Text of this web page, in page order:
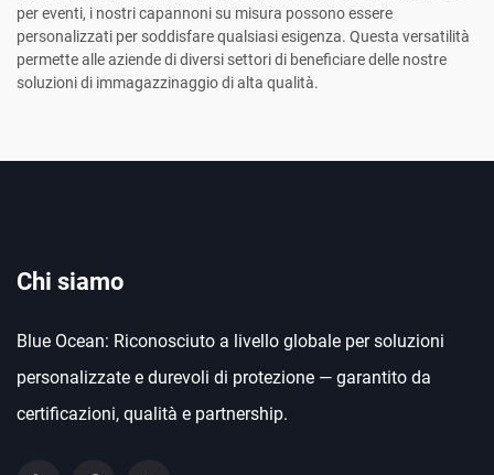
per eventi, i nostri capannoni su misura possono essere
personalizzati per soddisfare qualsiasi esigenza. Questa versatilità
permette alle aziende di diversi settori di beneficiare delle nostre
soluzioni di immagazzinaggio di alta qualità.
Chi siamo
Blue Ocean: Riconosciuto a livello globale per soluzioni
personalizzate e durevoli di protezione — garantito da
certificazioni, qualità e partnership.